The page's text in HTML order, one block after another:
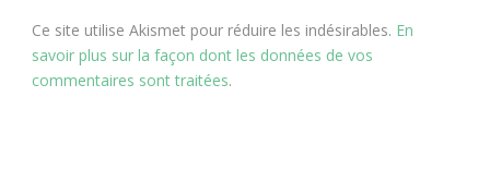
Ce site utilise Akismet pour réduire les indésirables. En
savoir plus sur la façon dont les données de vos
commentaires sont traitées.